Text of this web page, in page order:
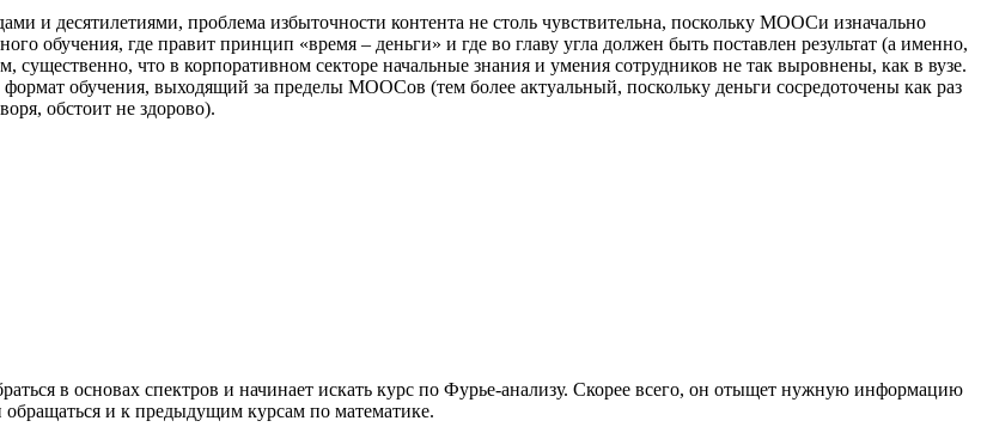
и десятилетиями, проблема избыточности контента не столь чувствительна, поскольку МООСи изначально
обучения, где правит принцип «время – деньги» и где во главу угла должен быть поставлен результат (а именно,
что в корпоративном секторе начальные знания и умения сотрудников не так выровнены, как в вузе.
обучения, выходящий за пределы МООСов (тем более актуальный, поскольку деньги сосредоточены как раз
обстоит не здорово).
в основах спектров и начинает искать курс по Фурье-анализу. Скорее всего, он отыщет нужную информацию
обращаться и к предыдущим курсам по математике.